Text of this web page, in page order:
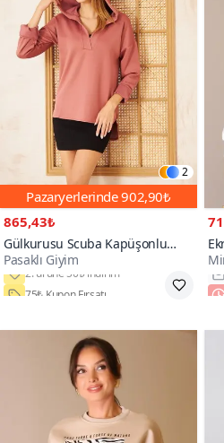
2
Pazaryerlerinde902,90₺
865,43₺
Gülkurusu Scuba Kapüşonlu
Arkası Uzun Salaş Rahat Kalıp
Sweatshirt
Pasaklı Giyim